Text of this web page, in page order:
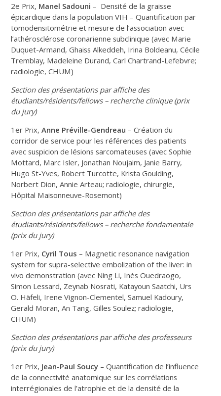
2e Prix, Manel Sadouni – Densité de la graisse
épicardique dans la population VIH – Quantification par
tomodensitométrie et mesure de l’association avec
l’athérosclérose coronarienne subclinique (avec Marie
Duquet-Armand, Ghaiss Alkeddeh, Irina Boldeanu, Cécile
Tremblay, Madeleine Durand, Carl Chartrand-Lefebvre;
radiologie, CHUM)
Section des présentations par affiche des
étudiants/résidents/fellows – recherche clinique (prix
du jury)
1er Prix,Anne Préville-Gendreau – Création du
corridor de service pour les références des patients
avec suspicion de lésions sarcomateuses (avec Sophie
Mottard, Marc Isler, Jonathan Noujaim, Janie Barry,
Hugo St-Yves, Robert Turcotte, Krista Goulding,
Norbert Dion, Annie Arteau; radiologie, chirurgie,
Hôpital Maisonneuve-Rosemont)
Section des présentations par affiche des
étudiants/résidents/fellows – recherche fondamentale
(prix du jury)
1er Prix, Cyril Tous – Magnetic resonance navigation
system for supra-selective embolization of the liver: in
vivo demonstration (avec Ning Li, Inès Ouedraogo,
Simon Lessard, Zeynab Nosrati, Katayoun Saatchi, Urs
O. Häfeli, Irene Vignon-Clementel, Samuel Kadoury,
Gerald Moran, An Tang, Gilles Soulez; radiologie,
CHUM)
Section des présentations par affiche des professeurs
(prix du jury)
1er Prix, Jean-Paul Soucy – Quantification de l’influence
de la connectivité anatomique sur les corrélations
interrégionales de l’atrophie et de la densité de la